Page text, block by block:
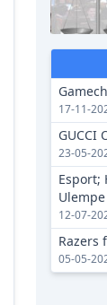
17-11-
GUCCI
23-05-
Esport;
Ulempe
12-07-
Razers
05-05-